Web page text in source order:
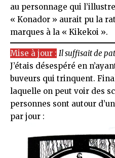
au personnage qui
« Konador » aurait pu la
marques à la « Kikekoi ».
Mise à jour : Il suffisait de
J’étais désespéré en
buveurs qui trinquent.
laquelle on peut voir des
personnes sont autour
par jour :